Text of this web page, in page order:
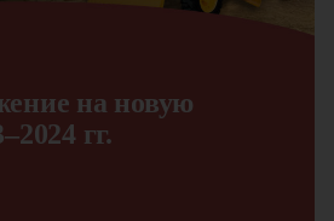
на новую
гг.